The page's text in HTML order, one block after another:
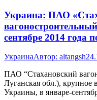
Украина: ПАО
сентябре 2014 года
УкраинаАвтор: altangsh
ПАО “Стахановский
Луганская обл.), крупное
Украины, в январе-